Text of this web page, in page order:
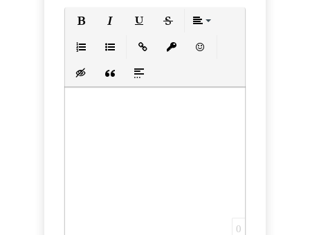
Вставка скрытого текста
Вставка цитаты
Вставка спойлера
0